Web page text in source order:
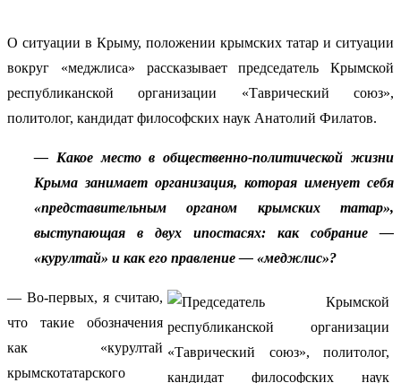
О ситуации в Крыму, положении крымских татар и ситуации
вокруг «меджлиса» рассказывает председатель Крымской
республиканской организации «Таврический союз»,
политолог, кандидат философских наук Анатолий Филатов.
— Какое место в общественно-политической жизни
Крыма занимает организация, которая именует себя
«представительным органом крымских татар»,
выступающая в двух ипостасях: как собрание —
«курултай» и как его правление — «меджлис»?
— Во-первых, я считаю,
что такие обозначения
как «курултай
крымскотатарского